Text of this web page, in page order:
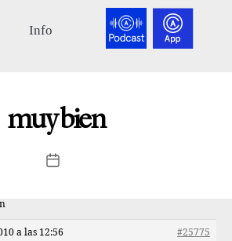
muy bien
a las 12:56
#25775